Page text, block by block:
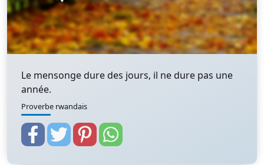
Le mensonge dure des jours, il ne dure pas une
année.
Proverbe rwandais